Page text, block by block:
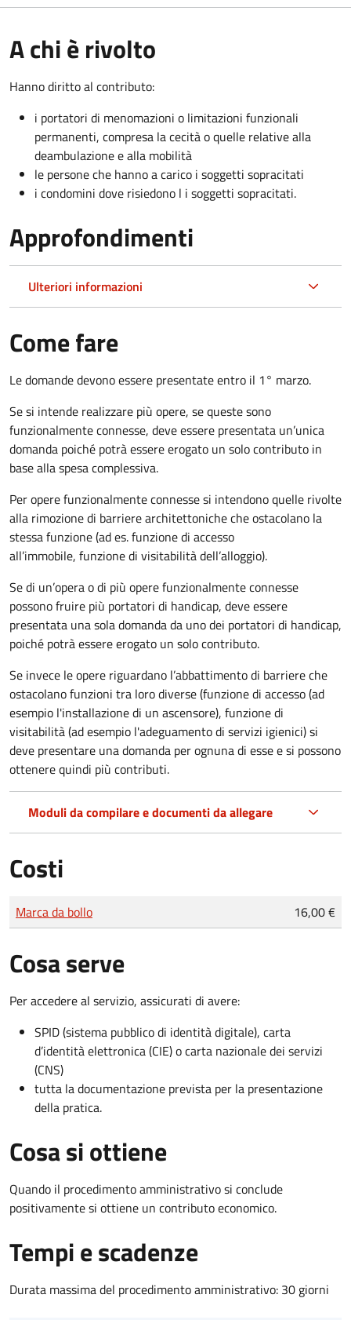
A chi è rivolto
Hanno diritto al contributo:
i portatori di menomazioni o limitazioni funzionali
permanenti, compresa la cecità o quelle relative alla
deambulazione e alla mobilità
le persone che hanno a carico i soggetti sopracitati
i condomini dove risiedono l i soggetti sopracitati.
Approfondimenti
Ulteriori informazioni
Come fare
Le domande devono essere presentate entro il 1° marzo.
Se si intende realizzare più opere, se queste sono
funzionalmente connesse, deve essere presentata un’unica
domanda poiché potrà essere erogato un solo contributo in
base alla spesa complessiva.
Per opere funzionalmente connesse si intendono quelle rivolte
alla rimozione di barriere architettoniche che ostacolano la
stessa funzione (ad es. funzione di accesso
all’immobile, funzione di visitabilità dell’alloggio).
Se di un’opera o di più opere funzionalmente connesse
possono fruire più portatori di handicap, deve essere
presentata una sola domanda da uno dei portatori di handicap,
poiché potrà essere erogato un solo contributo.
Se invece le opere riguardano l’abbattimento di barriere che
ostacolano funzioni tra loro diverse (funzione di accesso (ad
esempio l'installazione di un ascensore), funzione di
visitabilità (ad esempio l'adeguamento di servizi igienici) si
deve presentare una domanda per ognuna di esse e si possono
ottenere quindi più contributi.
Moduli da compilare e documenti da allegare
Costi
Tipo di pagamento
Importo
Marca da bollo 16,00 €
Cosa serve
Per accedere al servizio, assicurati di avere:
SPID (sistema pubblico di identità digitale), carta
d’identità elettronica (CIE) o carta nazionale dei servizi
(CNS)
tutta la documentazione prevista per la presentazione
della pratica.
Cosa si ottiene
Quando il procedimento amministrativo si conclude
positivamente si ottiene un contributo economico.
Tempi e scadenze
Durata massima del procedimento amministrativo: 30 giorni